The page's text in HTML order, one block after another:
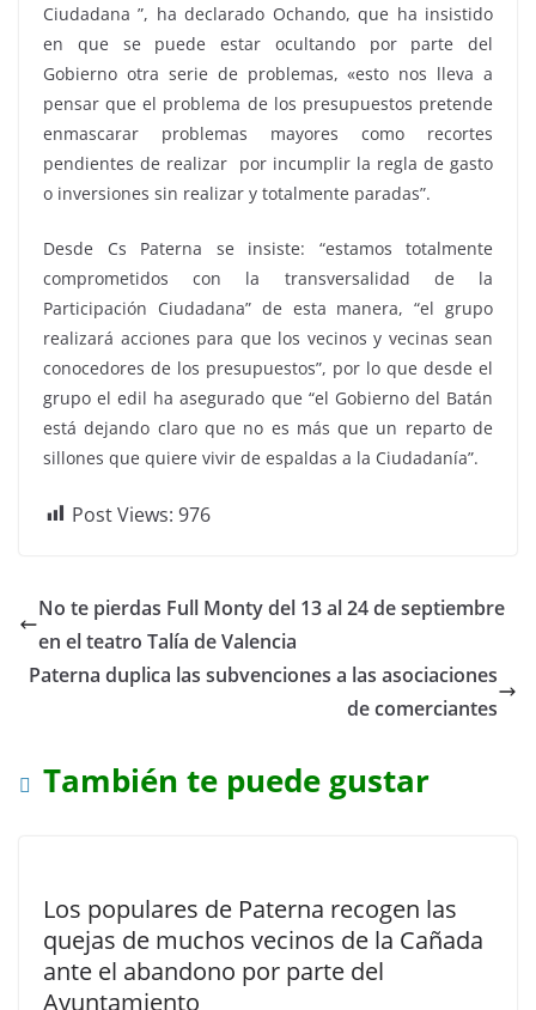
Ciudadana ”, ha declarado Ochando, que ha insistido
en que se puede estar ocultando por parte del
Gobierno otra serie de problemas, «esto nos lleva a
pensar que el problema de los presupuestos pretende
enmascarar problemas mayores como recortes
pendientes de realizar por incumplir la regla de gasto
o inversiones sin realizar y totalmente paradas”.
Desde Cs Paterna se insiste: “estamos totalmente
comprometidos con la transversalidad de la
Participación Ciudadana” de esta manera, “el grupo
realizará acciones para que los vecinos y vecinas sean
conocedores de los presupuestos”, por lo que desde el
grupo el edil ha asegurado que “el Gobierno del Batán
está dejando claro que no es más que un reparto de
sillones que quiere vivir de espaldas a la Ciudadanía”.
Post Views: 976
No te pierdas Full Monty del 13 al 24 de septiembre
en el teatro Talía de Valencia
Paterna duplica las subvenciones a las asociaciones
de comerciantes
También te puede gustar
Los populares de Paterna recogen las
quejas de muchos vecinos de la Cañada
ante el abandono por parte del
Ayuntamiento